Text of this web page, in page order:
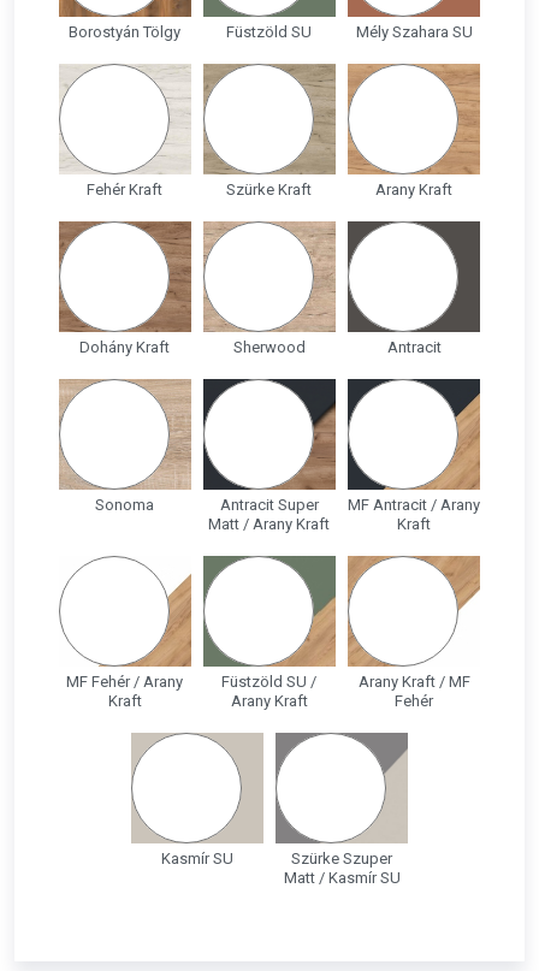
Borostyán Tölgy Füstzöld SU Mély Szahara SU
Fehér Kraft Szürke Kraft Arany Kraft
Dohány Kraft Sherwood Antracit
Sonoma
Antracit Super
Matt / Arany Kraft
MF Antracit / Arany
Kraft
MF Fehér / Arany
Kraft
Füstzöld SU /
Arany Kraft
Arany Kraft / MF
Fehér
Kasmír SU
Szürke Szuper
Matt / Kasmír SU